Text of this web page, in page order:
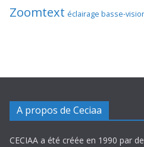
Zoomtext éclairage basse-
A propos de Ceciaa
CECIAA a été créée en 1990 par